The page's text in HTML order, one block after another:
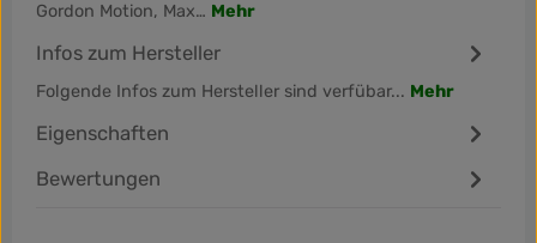
Gordon Motion, Max… Mehr
Infos zum Hersteller
Folgende Infos zum Hersteller sind verfübar... Mehr
Eigenschaften
Bewertungen